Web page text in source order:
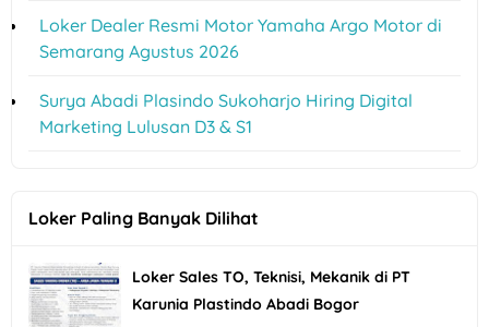
Loker Dealer Resmi Motor Yamaha Argo Motor di
Semarang Agustus 2026
Surya Abadi Plasindo Sukoharjo Hiring Digital
Marketing Lulusan D3 & S1
Loker Paling Banyak Dilihat
Loker Sales TO, Teknisi, Mekanik di PT
Karunia Plastindo Abadi Bogor